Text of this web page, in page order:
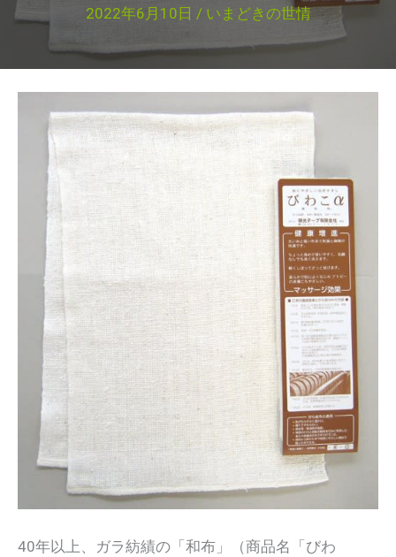
2022年6月10日 / いまどきの世情
40年以上、ガラ紡績の「和布」（商品名「びわ